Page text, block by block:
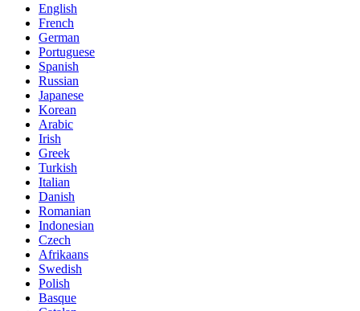
English
French
German
Portuguese
Spanish
Russian
Japanese
Korean
Arabic
Irish
Greek
Turkish
Italian
Danish
Romanian
Indonesian
Czech
Afrikaans
Swedish
Polish
Basque